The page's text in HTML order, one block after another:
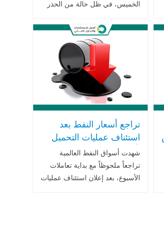
الخميس، في ظل حالة من الحذر
مع متابعة التطورات السياسية
المتعلقة بالجهود الأميركية لإنهاء
الحرب .. اقرا المزيد
تراجع أسعار النفط بعد
استئناف عمليات التحميل
بأحد أهم مراكز التصدير
الروسية
شهدت أسواق النفط العالمية
تراجعاً ملحوظاً مع بداية تعاملات
الأسبوع، بعد إعلان استئناف عمليات